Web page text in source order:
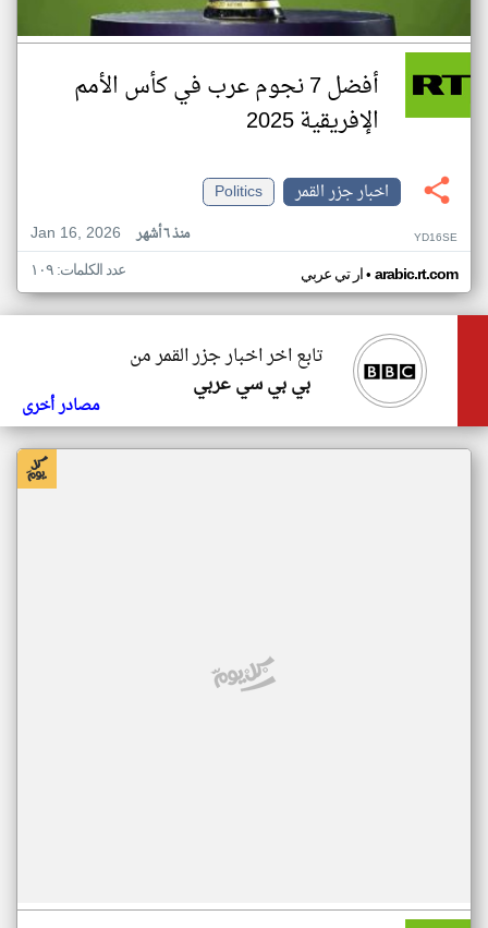
أفضل 7 نجوم عرب في كأس الأمم
الإفريقية 2025
اخبار جزر القمر
Politics
Jan 16, 2026
منذ ٦ أشهر YD16SE
ار تي عربي• arabic.rt.com عدد الكلمات: ١٠٩
تابع اخر اخبار جزر القمر من
بي بي سي عربي
مصادر أخرى